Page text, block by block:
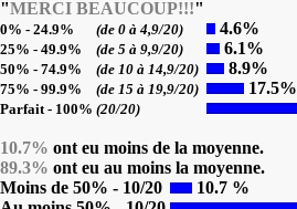
"MERCI BEAUCOUP!!!"
0% - 24.9% (de 0 à 4,9/20) 4.6%
25% - 49.9% (de 5 à 9,9/20) 6.1%
50% - 74.9% (de 10 à 14,9/20) 8.9%
75% - 99.9% (de 15 à 19,9/20) 17.5%
Parfait - 100% (20/20)
10.7% ont eu moins de la moyenne.
89.3% ont eu au moins la moyenne.
Moins de 50% - 10/20
10.7 %